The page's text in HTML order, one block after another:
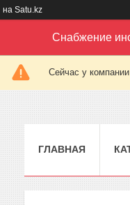
на Satu.kz
Снабжение
Сейчас у
ГЛАВНАЯ